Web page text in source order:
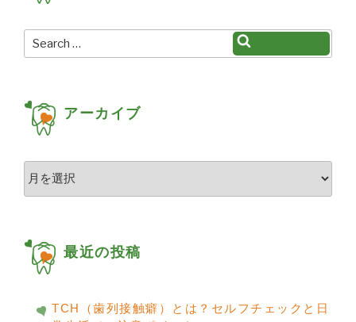
ョ
Search
for:
アーカイブ
ア
ブ
最近の投稿
TCH（歯列接触癖）とは？セルフチェックと日